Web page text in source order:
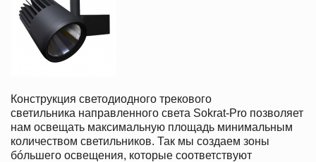
Конструкция светодиодного трекового
светильника направленного света Sokrat-Pro позволяет
нам освещать максимальную площадь минимальным
количеством светильников. Так мы создаем зоны
бóльшего освещения, которые соответствуют